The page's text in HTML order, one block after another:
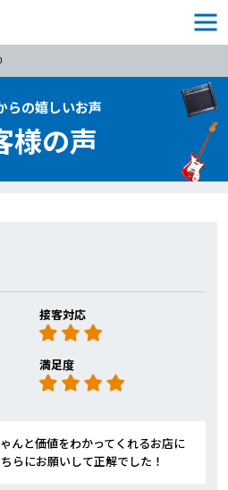
らの嬉しいお声
様の声
接客対応
満足度
んと価値をわかってくれるお店に
らにお願いして正解でした！